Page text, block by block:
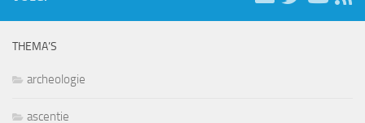
THEMA’S
archeologie
ascentie